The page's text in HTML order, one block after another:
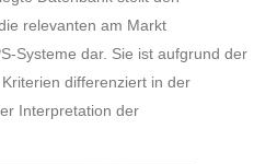
relevanten am Markt
Systeme dar. Sie ist aufgrund der
differenziert in der
Interpretation der